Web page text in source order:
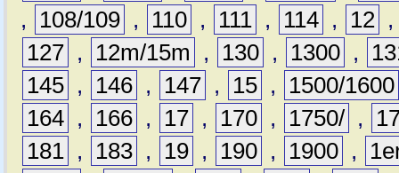
,
108/109 , 110 , 111 , 114 , 12
127 , 12m/15m , 130 , 1300 ,
145 , 146 , 147 , 15 ,
1500/1600
164 , 166 , 17 , 170 , 1750/ ,
181 , 183 , 19 , 190 , 1900 ,